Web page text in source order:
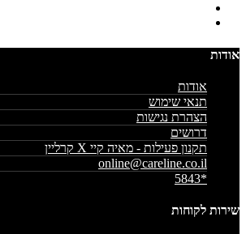
אודות
אודות
תנאי שימוש
הצהרת נגישות
דרושים
תקנון פעילות - מאיה קיי X קרליין
online@careline.co.il
*5843
שירות לקוחות